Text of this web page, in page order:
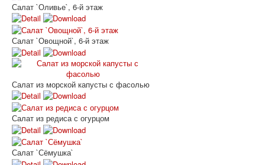
Салат `Оливье`, 6-й этаж
Салат `Овощной`, 6-й этаж
Салат из морской капусты с фасолью
Салат из редиса с огурцом
Салат `Сёмушка`